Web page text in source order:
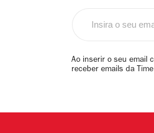
email
Ao inserir o seu email
receber emails da